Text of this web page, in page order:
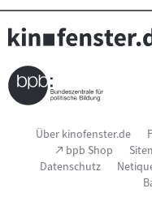
Seitenfußnavigation
Über kinofenster.de
(Link
öffnet
im
bpb Shop
Datenschutz